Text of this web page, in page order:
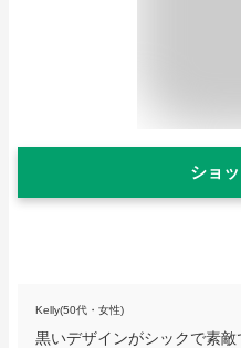
ショ
Kelly(50代・女性)
黒いデザインがシックで素